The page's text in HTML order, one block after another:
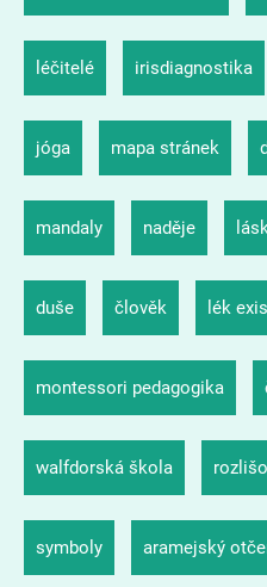
léčitelé irisdiagnostika
jóga mapa stránek
mandaly naděje
duše člověk lék
montessori pedagogika
walfdorská škola
symboly aramejský